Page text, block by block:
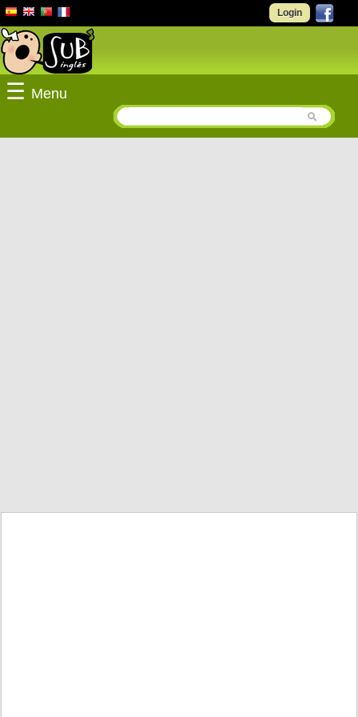
Login
☰ Menu